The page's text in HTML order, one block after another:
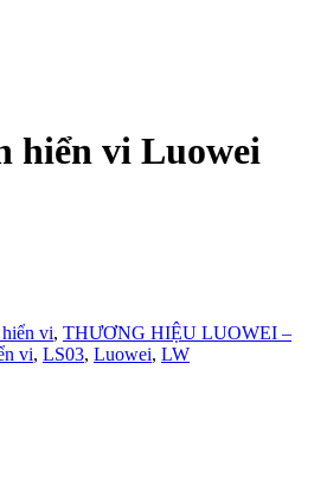
hiển vi Luowei
vi, THƯƠNG HIỆU LUOWEI –
vi, LS03, Luowei, LW